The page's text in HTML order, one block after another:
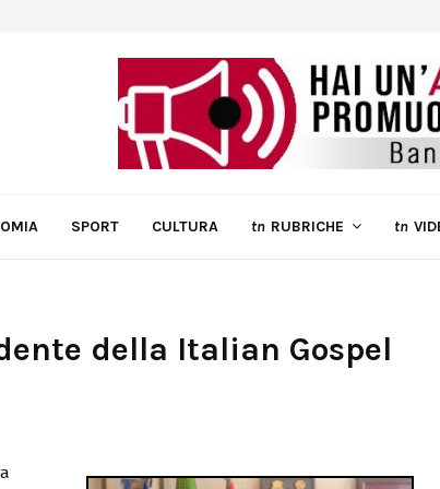
SPORT CULTURA tn RUBRICHE tn
della Italian Gospel